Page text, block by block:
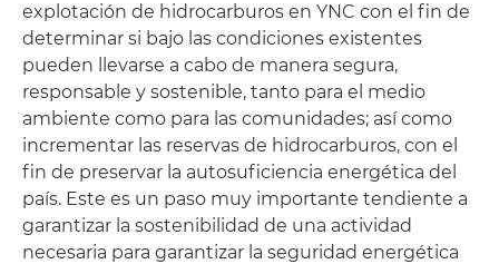
explotación de hidrocarburos en YNC con el fin de
determinar si bajo las condiciones existentes
pueden llevarse a cabo de manera segura,
responsable y sostenible, tanto para el medio
ambiente como para las comunidades; así como
incrementar las reservas de hidrocarburos, con el
fin de preservar la autosuficiencia energética del
país. Este es un paso muy importante tendiente a
garantizar la sostenibilidad de una actividad
necesaria para garantizar la seguridad energética